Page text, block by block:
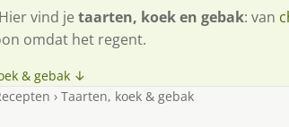
vind je taarten, koek en gebak: van
omdat het regent.
& gebak ↓
› Taarten, koek & gebak